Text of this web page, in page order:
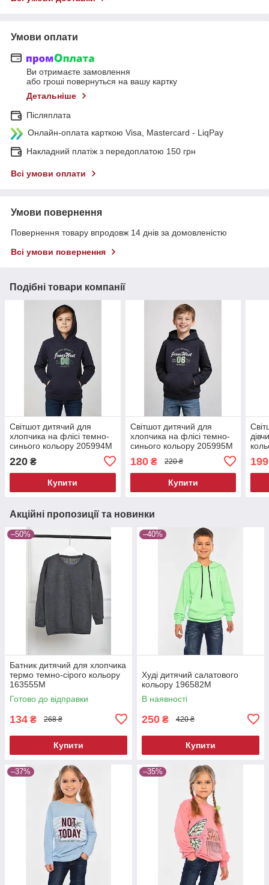
Умови оплати
Ви отримаєте замовлення
або гроші повернуться на вашу картку
Детальніше
Післяплата
Онлайн-оплата карткою Visa, Mastercard - LiqPay
Накладний платіж з передоплатою 150 грн
Всі умови оплати
Умови повернення
Повернення товару впродовж 14 днів за домовленістю
Всі умови повернення
Подібні товари компанії
Світшот дитячий для
хлопчика на флісі темно-
синього кольору 205994M
220 ₴
Купити
Світшот дитячий для
хлопчика на флісі темно-
синього кольору 205995M
180₴ 220 ₴
Купити
199
Акційні пропозиції та новинки
–50%
Батник дитячий для хлопчика
термо темно-сірого кольору
163555M
Готово до відправки
134 ₴ 268 ₴
Купити
–40%
Худі дитячий салатового
кольору 196582M
В наявності
250 ₴ 420 ₴
Купити
–37% –35%